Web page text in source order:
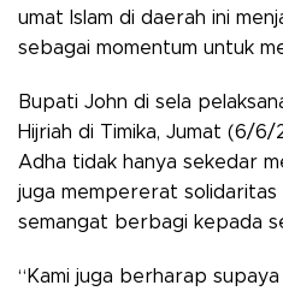
umat Islam di daerah ini
sebagai momentum untuk
Bupati John di sela
Hijriah di Timika, Jumat (6/6/
Adha tidak hanya sekedar
juga mempererat solidaritas
semangat berbagi kepada
“Kami juga berharap